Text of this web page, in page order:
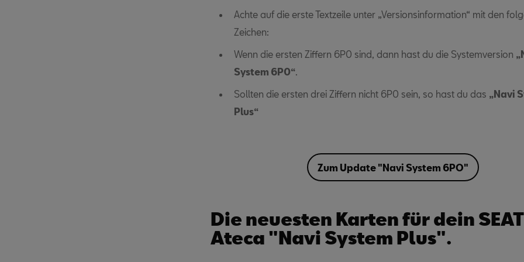
Achte auf die erste Textzeile unter „Versionsinformation“ mit den
Zeichen:
Wenn die ersten Ziffern 6P0 sind, dann hast du die Systemversion
System 6P0“.
Sollten die ersten drei Ziffern nicht 6P0 sein, so hast du das „Navi
Plus“
Zum Update "Navi System 6PO"
Die neuesten Karten für dein SEAT
Ateca "Navi System Plus".